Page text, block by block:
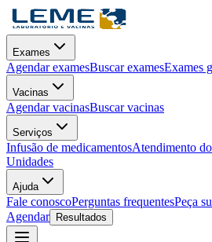
Exames
Agendar examesBuscar examesExames
Vacinas
Agendar vacinasBuscar vacinas
Serviços
Infusão de medicamentosAtendimento
Unidades
Ajuda
Fale conoscoPerguntas frequentesPeça
Agendar
Resultados